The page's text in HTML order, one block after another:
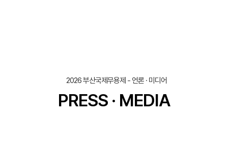
2026 부산국제무용제 - 언론 · 미디어
PRESS · MEDIA